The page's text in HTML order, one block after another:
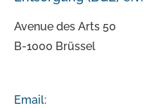
Avenue des Arts 50
B-1000 Brüssel
Email: